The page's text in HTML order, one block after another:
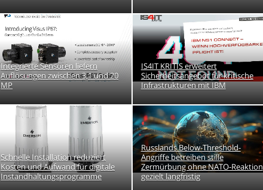
Integrierte Sensoren liefern
Auflösungen zwischen 3,1 und 20
MP
IS4IT KRITIS erweitert
Sicherheitsangebot für kritische
Infrastrukturen mit IBM
Schnelle Installation reduziert
Kosten und Aufwand für digitale
Instandhaltungsprogramme
Russlands Below-Threshold-
Angriffe betreiben stille
Zermürbung ohne NATO-Reaktion
gezielt langfristig